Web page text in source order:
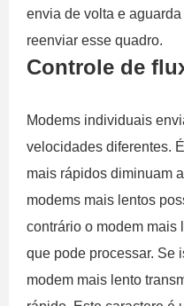
envia de volta e
reenviar esse quadro.
Controle de
Modems individuais
velocidades diferentes.
mais rápidos diminuam
modems mais lentos
contrário o modem mais
que pode processar. Se
modem mais lento